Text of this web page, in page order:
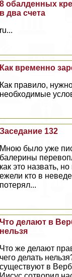
8 обалденных
в два счета
ru...
Как временно
Как правило,
необходимые
Заседание 132
Мною было уже
балерины
как это назвать,
ежели кто в
потерял...
Что делают в
нельзя
Что же делают
чего делать
существуют в